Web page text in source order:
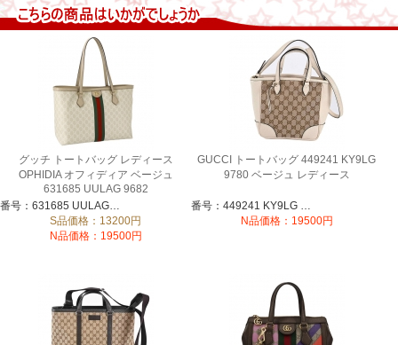
グッチ トートバッグ レディース
OPHIDIA オフィディア ベージュ
631685 UULAG 9682
S品価格：13200円
N品価格：19500円
GUCCI トートバッグ 449241 KY9LG
9780 ベージュ レディース
N品価格：19500円